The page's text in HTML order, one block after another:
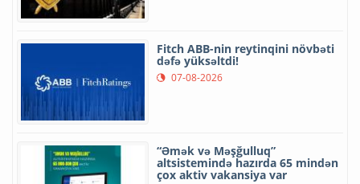
Fitch ABB-nin reytinqini növbəti
dəfə yüksəltdi!
07-08-2026
“Əmək və Məşğulluq”
altsistemində hazırda 65 mindən
çox aktiv vakansiya var